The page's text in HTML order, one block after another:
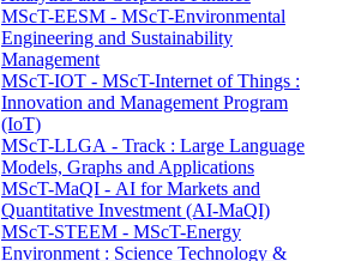
MScT-EESM - MScT-Environmental
Engineering and Sustainability
Management
MScT-IOT - MScT-Internet of Things :
Innovation and Management Program
(IoT)
MScT-LLGA - Track : Large Language
Models, Graphs and Applications
MScT-MaQI - AI for Markets and
Quantitative Investment (AI-MaQI)
MScT-STEEM - MScT-Energy
Environment : Science Technology &